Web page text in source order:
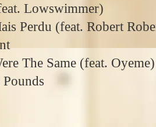
Lowswimmer)
Perdu (feat. Robert
The Same (feat. Oyeme)